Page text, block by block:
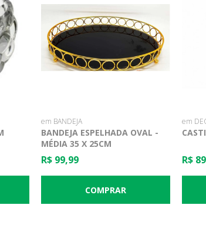
em BANDEJA
BANDEJA ESPELHADA OVAL -
MÉDIA 35 X 25CM
R$ 99,99
em
R$